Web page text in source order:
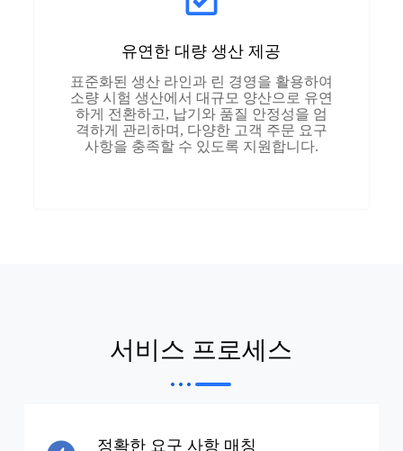
유연한 대량 생산 제공
표준화된 생산 라인과 린 경영을 활용하여
소량 시험 생산에서 대규모 양산으로 유연
하게 전환하고, 납기와 품질 안정성을 엄
격하게 관리하며, 다양한 고객 주문 요구
사항을 충족할 수 있도록 지원합니다.
서비스 프로세스
정확한 요구 사항 매칭